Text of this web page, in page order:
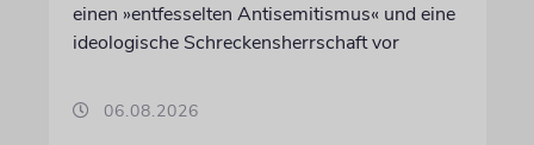
einen »entfesselten Antisemitismus« und eine
ideologische Schreckensherrschaft vor
06.08.2026